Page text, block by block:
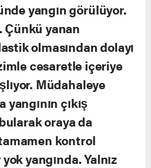
yangın görülüyor.
Çünkü yanan
olmasından dolayı
cesaretle içeriye
Müdahaleye
çıkış
oraya da
kontrol
yangında. Yalnız